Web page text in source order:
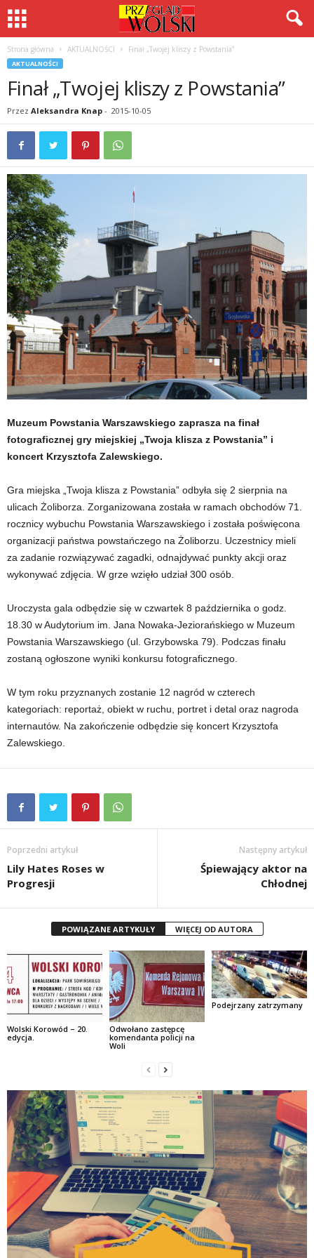
Strona główna AKTUALNOŚCI Finał „Twojej kliszy z Powstania”
AKTUALNOŚCI
Finał „Twojej kliszy z Powstania”
Przez Aleksandra Knap - 2015-10-05
Muzeum Powstania Warszawskiego zaprasza na finał
fotograficznej gry miejskiej „Twoja klisza z Powstania” i
koncert Krzysztofa Zalewskiego.
Gra miejska „Twoja klisza z Powstania” odbyła się 2 sierpnia na
ulicach Żoliborza. Zorganizowana została w ramach obchodów 71.
rocznicy wybuchu Powstania Warszawskiego i została poświęcona
organizacji państwa powstańczego na Żoliborzu. Uczestnicy mieli
za zadanie rozwiązywać zagadki, odnajdywać punkty akcji oraz
wykonywać zdjęcia. W grze wzięło udział 300 osób.
Uroczysta gala odbędzie się w czwartek 8 października o godz.
18.30 w Audytorium im. Jana Nowaka-Jeziorańskiego w Muzeum
Powstania Warszawskiego (ul. Grzybowska 79). Podczas finału
zostaną ogłoszone wyniki konkursu fotograficznego.
W tym roku przyznanych zostanie 12 nagród w czterech
kategoriach: reportaż, obiekt w ruchu, portret i detal oraz nagroda
internautów. Na zakończenie odbędzie się koncert Krzysztofa
Zalewskiego.
Poprzedni artykuł
Lily Hates Roses w
Progresji
Następny artykuł
Śpiewający aktor na
Chłodnej
POWIĄZANE ARTYKUŁY WIĘCEJ OD AUTORA
Wolski Korowód – 20.
edycja.
Odwołano zastępcę
komendanta policji na
Woli
Podejrzany zatrzymany